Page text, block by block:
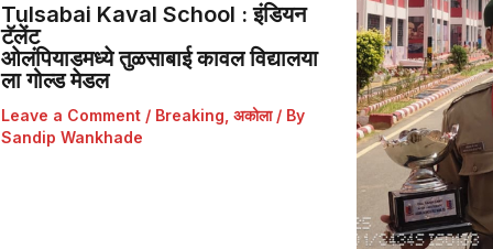
Tulsabai Kaval School : इंडियन
टॅलेंट
ओलंपियाडमध्ये तुळसाबाई कावल विद्यालया
ला गोल्ड मेडल
Leave a Comment / Breaking अकोला/ By
Sandip Wankhade